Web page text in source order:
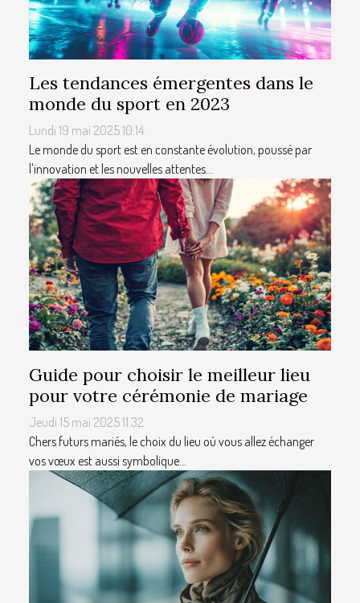
Les tendances émergentes dans le
monde du sport en 2023
Lundi 19 mai 2025 10:14
Le monde du sport est en constante évolution, poussé par
l'innovation et les nouvelles attentes...
Guide pour choisir le meilleur lieu
pour votre cérémonie de mariage
Jeudi 15 mai 2025 11:32
Chers futurs mariés, le choix du lieu où vous allez échanger
vos vœux est aussi symbolique...